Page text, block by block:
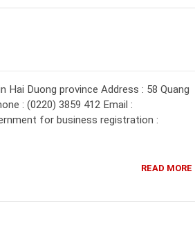
Hai Duong province Address : 58 Quang
: (0220) 3859 412 Email :
for business registration :
READ MORE